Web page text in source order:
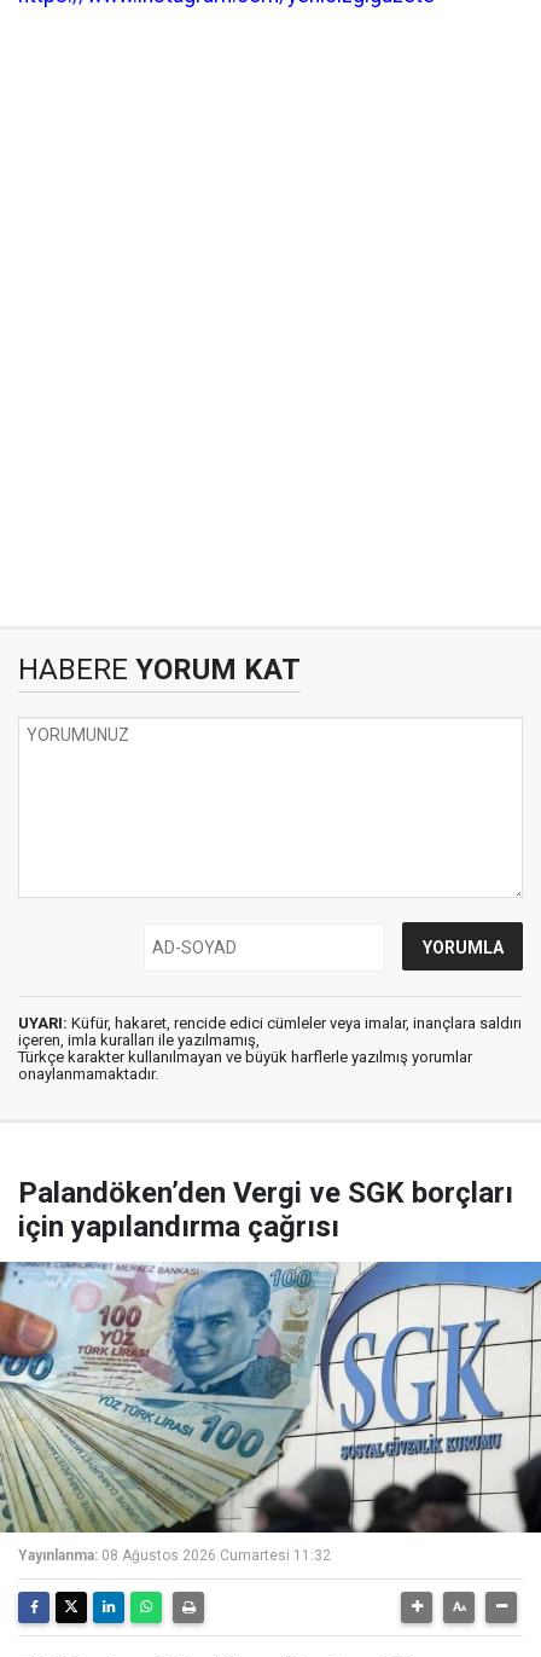
HABERE YORUM KAT
UYARI: Küfür, hakaret, rencide edici cümleler veya imalar, inançlara saldırı
içeren, imla kuralları ile yazılmamış,
Türkçe karakter kullanılmayan ve büyük harflerle yazılmış yorumlar
onaylanmamaktadır.
Palandöken’den Vergi ve SGK borçları
için yapılandırma çağrısı
Yayınlanma: 08 Ağustos 2026 Cumartesi 11:32